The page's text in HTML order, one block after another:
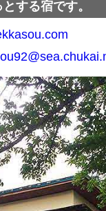
する宿です。